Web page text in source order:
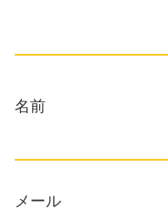
名前
メール